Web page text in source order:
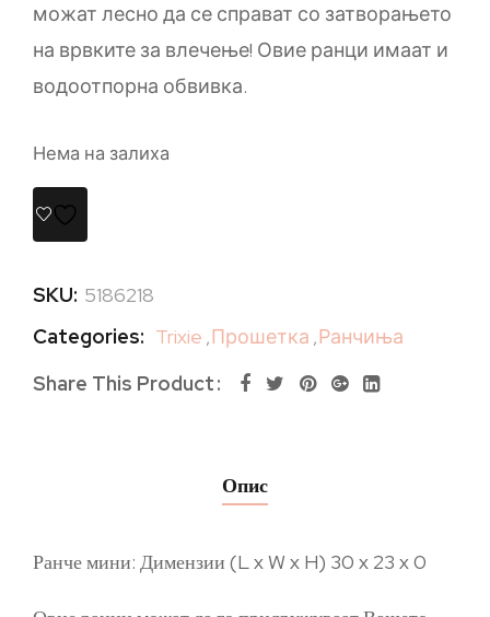
можат лесно да се справат со затворањето
на врвките за влечење! Овие ранци имаат и
водоотпорна обвивка.
Нема на залиха
SKU: 5186218
Categories: Trixie ,Прошетка ,Ранчиња
Share This Product
Опис
Ранче мини: Димензии (L x W x H) 30 x 23 x 0